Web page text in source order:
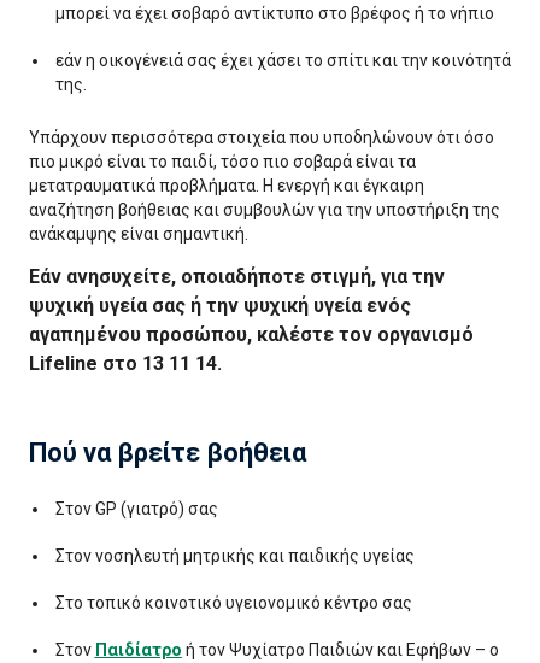
μπορεί να έχει σοβαρό αντίκτυπο στο βρέφος ή το νήπιο
εάν η οικογένειά σας έχει χάσει το σπίτι και την κοινότητά
της.
Υπάρχουν περισσότερα στοιχεία που υποδηλώνουν ότι όσο
πιο μικρό είναι το παιδί, τόσο πιο σοβαρά είναι τα
μετατραυματικά προβλήματα. Η ενεργή και έγκαιρη
αναζήτηση βοήθειας και συμβουλών για την υποστήριξη της
ανάκαμψης είναι σημαντική.
Εάν ανησυχείτε, οποιαδήποτε στιγμή, για την
ψυχική υγεία σας ή την ψυχική υγεία ενός
αγαπημένου προσώπου, καλέστε τον οργανισμό
Lifeline στο 13 11 14.
Πού να βρείτε βοήθεια
Στον GP (γιατρό) σας
Στον νοσηλευτή μητρικής και παιδικής υγείας
Στο τοπικό κοινοτικό υγειονομικό κέντρο σας
Στον Παιδίατρο ή τον Ψυχίατρο Παιδιών και Εφήβων – ο